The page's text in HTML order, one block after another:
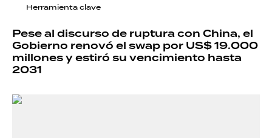
Herramienta clave
Pese al discurso de ruptura con China, el
Gobierno renovó el swap por US$ 19.000
millones y estiró su vencimiento hasta
2031